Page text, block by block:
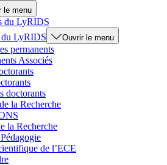
le menu
du LyRIDS
du LyRIDS
Ouvrir le menu
permanents
Associés
doctorants
la Recherche
la Recherche
de l’ECE